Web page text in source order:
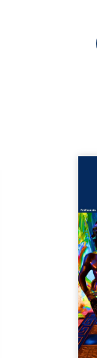
La
de
qui